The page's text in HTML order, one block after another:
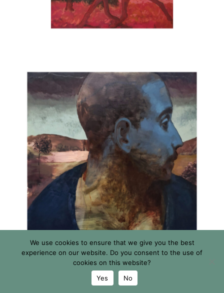
We use cookies to ensure that we give you the best
experience on our website. Do you consent to the use of
cookies on this website?
Yes
No